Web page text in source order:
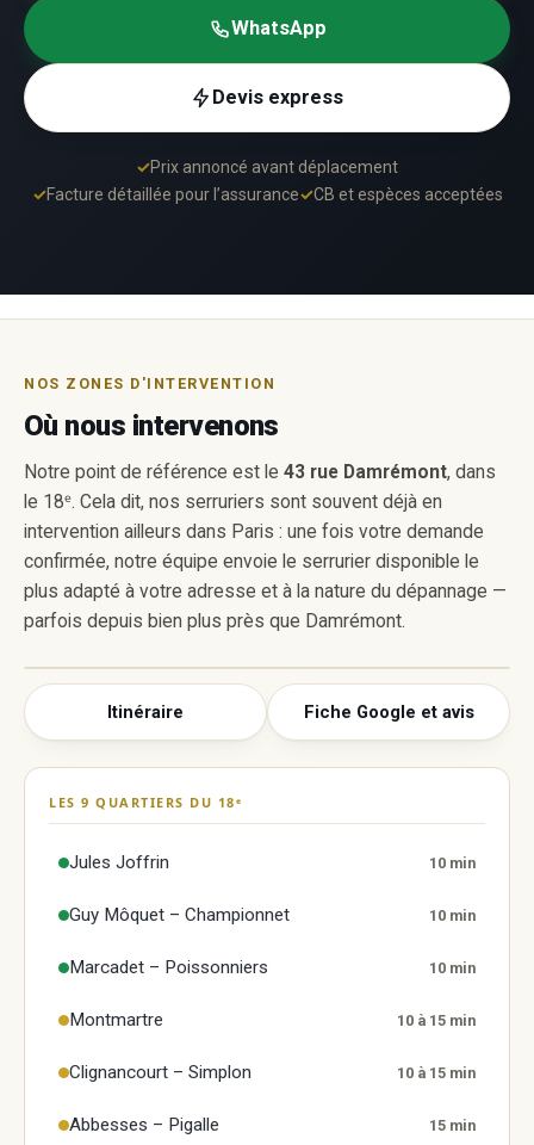
WhatsApp
Devis express
✓Prix annoncé avant déplacement
✓Facture détaillée pour l’assurance✓CB et espèces acceptées
NOS ZONES D'INTERVENTION
Où nous intervenons
Notre point de référence est le 43 rue Damrémont, dans
le 18ᵉ. Cela dit, nos serruriers sont souvent déjà en
intervention ailleurs dans Paris : une fois votre demande
confirmée, notre équipe envoie le serrurier disponible le
plus adapté à votre adresse et à la nature du dépannage —
parfois depuis bien plus près que Damrémont.
Afficher la carte Google
La carte n'est chargée qu'à votre demande :
ses avis.
Itinéraire Fiche Google et avis
LES 9 QUARTIERS DU 18ᵉ
Jules Joffrin 10 min
Guy Môquet – Championnet 10 min
Marcadet – Poissonniers 10 min
Montmartre 10 à 15 min
Clignancourt – Simplon 10 à 15 min
Abbesses – Pigalle 15 min